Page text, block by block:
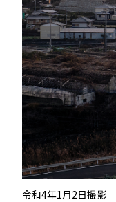
令和4年1月2日撮影